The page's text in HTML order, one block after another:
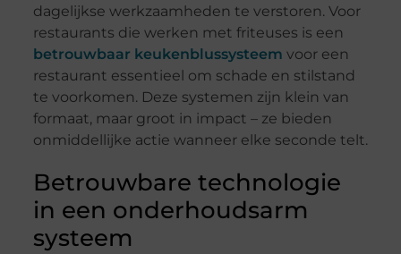
dagelijkse werkzaamheden te verstoren. Voor
restaurants die werken met friteuses is een
betrouwbaar keukenblussysteem voor een
restaurant essentieel om schade en stilstand
te voorkomen. Deze systemen zijn klein van
formaat, maar groot in impact – ze bieden
onmiddellijke actie wanneer elke seconde telt.
Betrouwbare technologie
in een onderhoudsarm
systeem